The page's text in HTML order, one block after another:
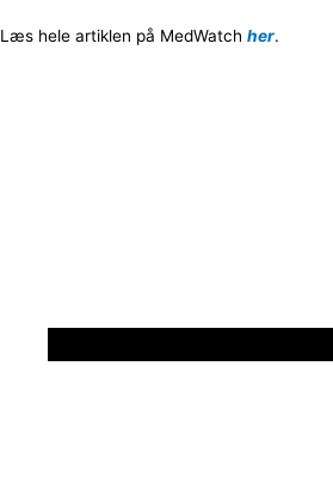
Læs hele artiklen på MedWatch her.